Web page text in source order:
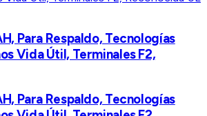
Para Respaldo, Tecnologías
Vida Útil, Terminales F2,
Para Respaldo, Tecnologías